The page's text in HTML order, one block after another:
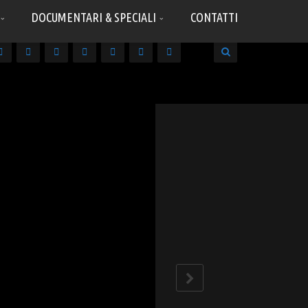
DOCUMENTARI & SPECIALI CONTATTI